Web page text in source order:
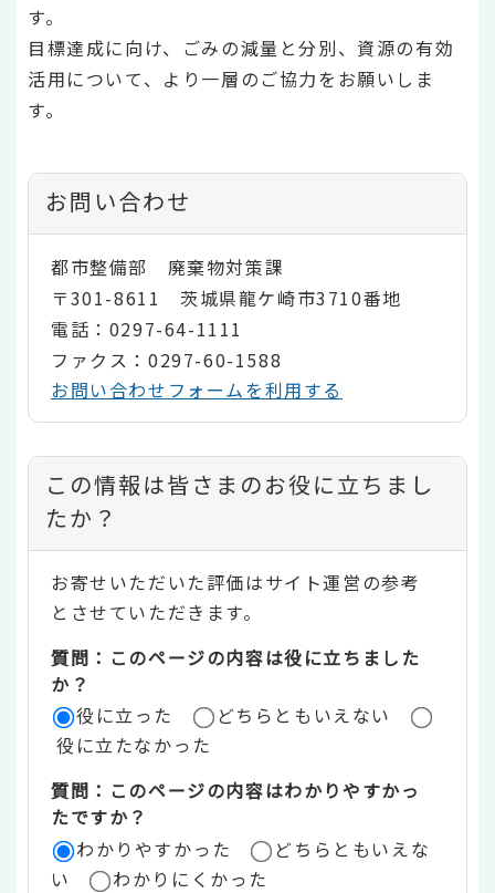
す。
目標達成に向け、ごみの減量と分別、資源の有効
活用について、より一層のご協力をお願いしま
す。
お問い合わせ
都市整備部 廃棄物対策課
〒301-8611 茨城県龍ケ崎市3710番地
電話：0297-64-1111
ファクス：0297-60-1588
お問い合わせフォームを利用する
コ
ン
テ
ン
ツ
評
価
リ
ア
この情報は皆さまのお役に立ちまし
たか？
お寄せいただいた評価はサイト運営の参考
とさせていただきます。
質問：このページの内容は役に立ちました
か？
役に立った
どちらともいえない
役に立たなかった
質問：このページの内容はわかりやすかっ
たですか？
わかりやすかった
どちらともいえな
い
わかりにくかった